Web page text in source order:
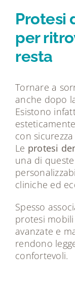
Dicono di noi
Contatti
Protesi
per
resta
Tornare a
anche dopo
Esistono
con
Le protesi
una di
cliniche ed
Spesso
protesi
avanzate e
rendono
confortevoli.